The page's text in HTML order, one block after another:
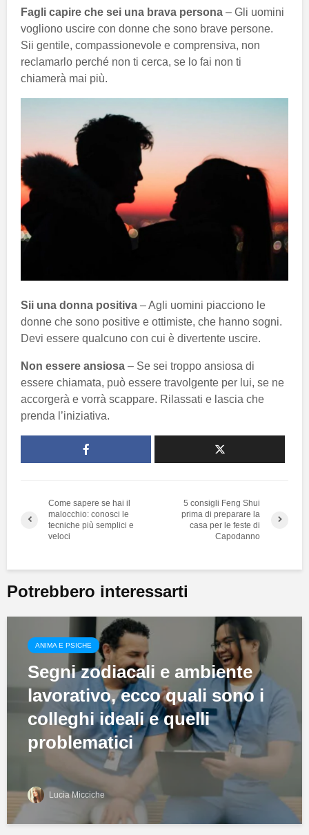
Fagli capire che sei una brava persona – Gli uomini
vogliono uscire con donne che sono brave persone.
Sii gentile, compassionevole e comprensiva, non
reclamarlo perché non ti cerca, se lo fai non ti
chiamerà mai più.
Sii una donna positiva – Agli uomini piacciono le
donne che sono positive e ottimiste, che hanno sogni.
Devi essere qualcuno con cui è divertente uscire.
Non essere ansiosa – Se sei troppo ansiosa di
essere chiamata, può essere travolgente per lui, se ne
accorgerà e vorrà scappare. Rilassati e lascia che
prenda l’iniziativa.
Come sapere se hai il
malocchio: conosci le
tecniche più semplici e
veloci
5 consigli Feng Shui
prima di preparare la
casa per le feste di
Capodanno
Potrebbero interessarti
ANIMA E PSICHE
Segni zodiacali e ambiente
lavorativo, ecco quali sono i
colleghi ideali e quelli
problematici
Lucia Micciche